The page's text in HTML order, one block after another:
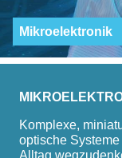
Mikroelektronik
Komplexe,
optische
Alltag